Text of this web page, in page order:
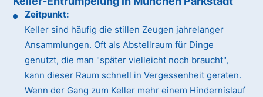
Zeitpunkt:
Keller sind häufig die stillen Zeugen jahrelanger
Ansammlungen. Oft als Abstellraum für Dinge
genutzt, die man "später vielleicht noch braucht",
kann dieser Raum schnell in Vergessenheit geraten.
Wenn der Gang zum Keller mehr einem Hindernislauf